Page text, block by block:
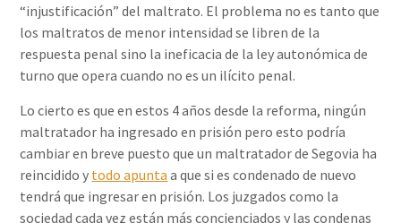
“injustificación” del maltrato. El problema no es tanto que
los maltratos de menor intensidad se libren de la
respuesta penal sino la ineficacia de la ley autonómica de
turno que opera cuando no es un ilícito penal.
Lo cierto es que en estos 4 años desde la reforma, ningún
maltratador ha ingresado en prisión pero esto podría
cambiar en breve puesto que un maltratador de Segovia ha
reincidido y todo apunta a que si es condenado de nuevo
tendrá que ingresar en prisión. Los juzgados como la
sociedad cada vez están más concienciados y las condenas